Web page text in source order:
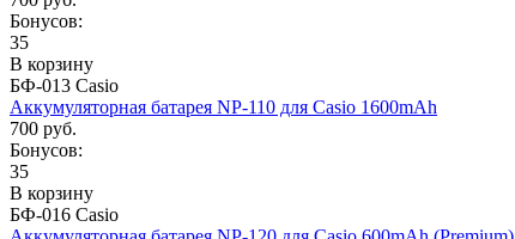
Бонусов:
35
В корзину
БФ-013 Casio
Аккумуляторная батарея NP-110 для Casio 1600mAh
700 руб.
Бонусов:
35
В корзину
БФ-016 Casio